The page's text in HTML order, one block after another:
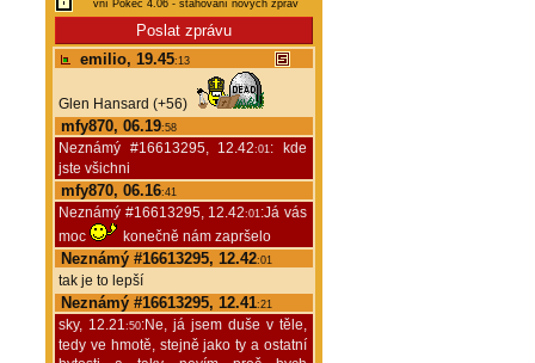
emilio, 19.45:13
Glen Hansard (+56)
mfy870, 06.19:58
Neznámý #16613295, 12.42:01: kde
jste všichni
mfy870, 06.16:41
Neznámý #16613295, 12.42:01:Já vás
moc
konečně nám zapršelo
Neznámý #16613295, 12.42:01
tak je to lepší
Neznámý #16613295, 12.41:21
sky, 12.21:50:Ne, já jsem duše v těle,
tedy ve hmotě, stejně jako ty a ostatní